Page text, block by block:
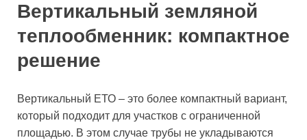
Вертикальный земляной
теплообменник: компактное
решение
Вертикальный ЕТО – это более компактный вариант,
который подходит для участков с ограниченной
площадью. В этом случае трубы не укладываются